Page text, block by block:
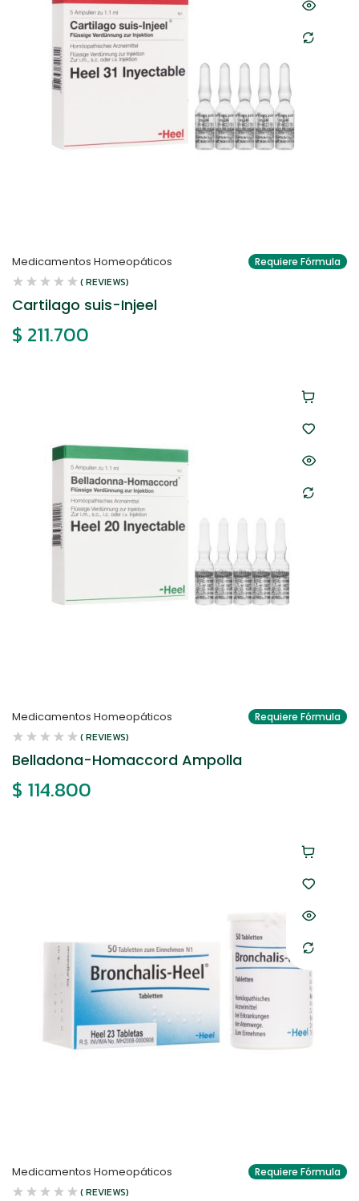
Medicamentos Homeopáticos Requiere Fórmula
( REVIEWS)
Cartilago suis-Injeel
$ 211.700
Medicamentos Homeopáticos Requiere Fórmula
( REVIEWS)
Belladona-Homaccord Ampolla
$ 114.800
Medicamentos Homeopáticos Requiere Fórmula
( REVIEWS)